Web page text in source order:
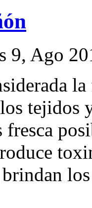
9, Ago
tejidos